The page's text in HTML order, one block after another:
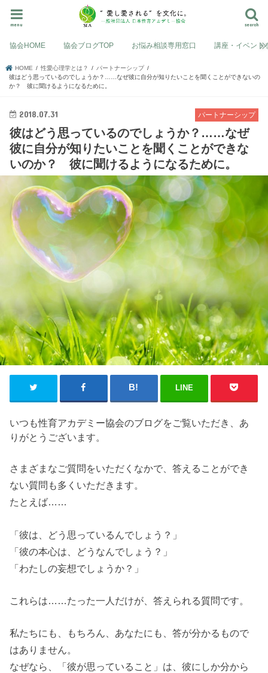
search
menu
協会HOME 協会ブログTOP お悩み相談専用窓口 講座・イベント
HOME 性愛心理学とは？
パートナーシップ
彼はどう思っているのでしょうか？……なぜ彼に自分が知りたいことを聞くことができないの
か？ 彼に聞けるようになるために。
パートナーシップ
2018.07.31
彼はどう思っているのでしょうか？……なぜ
彼に自分が知りたいことを聞くことができな
いのか？ 彼に聞けるようになるために。
LINE
いつも性育アカデミー協会のブログをご覧いただき、あ
りがとうございます。
さまざまなご質問をいただくなかで、答えることができ
ない質問も多くいただきます。
たとえば……
「彼は、どう思っているんでしょう？」
「彼の本心は、どうなんでしょう？」
「わたしの妄想でしょうか？」
これらは……たった一人だけが、答えられる質問です。
私たちにも、もちろん、あなたにも、答が分かるもので
はありません。
なぜなら、「彼が思っていること」は、彼にしか分から